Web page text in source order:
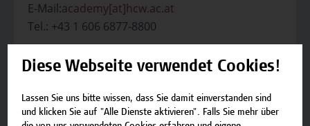
E-Mail:academy[at]hcw.ac.at
Tel.: +43 1 606 6877-8800
Beschreibung
Diese Webseite verwendet Cookies!
Lassen Sie uns bitte wissen, dass Sie damit einverstanden sind
und klicken Sie auf "Alle Dienste aktivieren". Falls Sie mehr über